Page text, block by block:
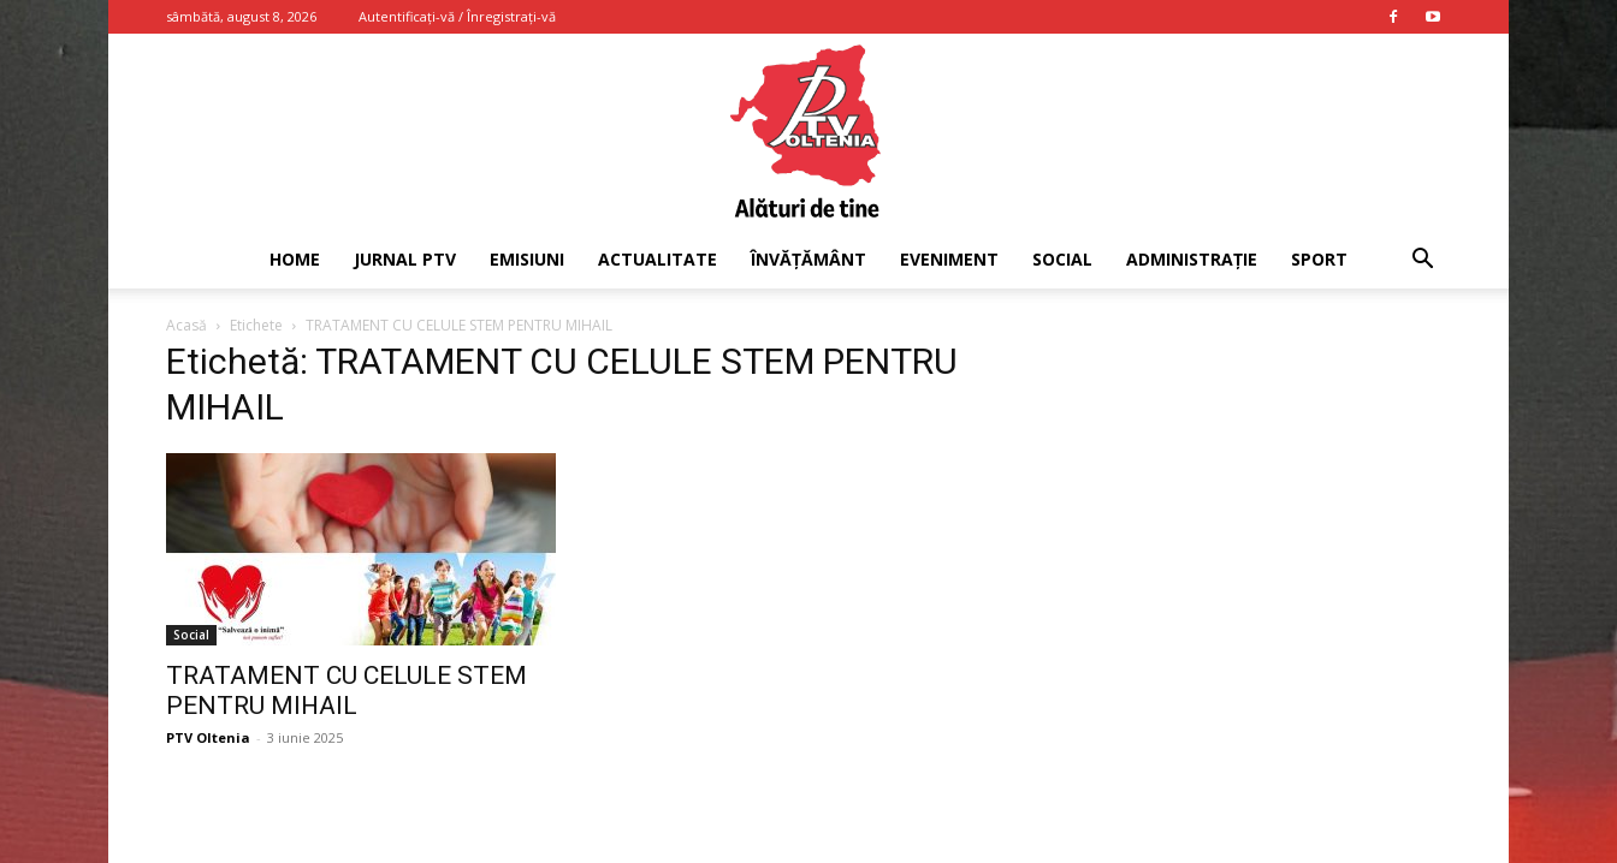
sâmbătă, august 8, 2026 Autentificați-vă / Înregistrați-vă
HOME JURNAL PTV EMISIUNI ACTUALITATE ÎNVĂȚĂMÂNT EVENIMENT SOCIAL ADMINISTRAȚIE SPORT
Acasă Etichete TRATAMENT CU CELULE STEM PENTRU MIHAIL
Etichetă: TRATAMENT CU CELULE STEM PENTRU
MIHAIL
Social
TRATAMENT CU CELULE STEM
PENTRU MIHAIL
PTV Oltenia - 3 iunie 2025